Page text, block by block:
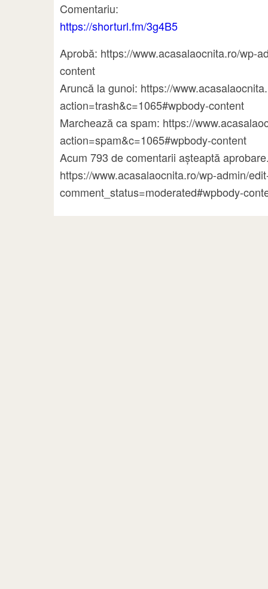
Comentariu:
https://shorturl.fm/3g4B5
Aprobă: https://www.acasalaocnita.ro/wp-
content
Aruncă la gunoi: https://
action=trash&c=1065#wpbody-content
Marchează ca spam: https://
action=spam&c=1065#wpbody-content
Acum 793 de comentarii așteaptă
https://www.acasalaocnita.ro/wp-admin/
comment_status=moderated#wpbody-